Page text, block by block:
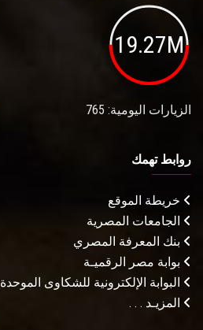
19.27M
الزيارات اليومية: 765
روابط تهمك
خريطة الموقع
الجامعات المصرية
بنك المعرفة المصري
بوابة مصر الرقميـة
البوابة الإلكترونية للشكاوى الموحدة
المزيـد . . .